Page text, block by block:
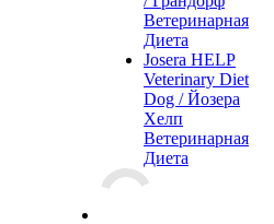
Ветеринарная
Диета
Josera HELP
Veterinary Diet
Dog / Йозера
Хелп
Ветеринарная
Диета